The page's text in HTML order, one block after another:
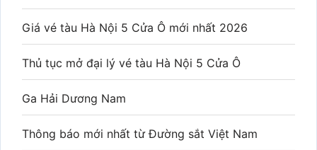
Giá vé tàu Hà Nội 5 Cửa Ô mới nhất 2026
Thủ tục mở đại lý vé tàu Hà Nội 5 Cửa Ô
Ga Hải Dương Nam
Thông báo mới nhất từ Đường sắt Việt Nam